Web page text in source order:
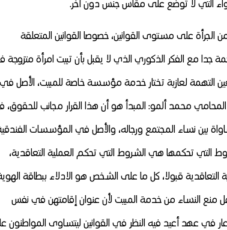
التي لا توضع على مقاس جنس دون آخر.
على مستوى القوانين، خصوصا القوانين المتعلقة
جدا مع الفكر الذكوري الذي لا يقبل بأن تبيت امرأة متزوجة
بعين التهمة لعازبة تختار خدمة مؤسسة خاصة للمبيت، الأصل في
المحامي محمد ألمو: المبدأ هو أن هذا القرار مجانب للحقوق،
19 منه الذي خصص للمساواة بين نساء المجتمع ورجاله، والأصل في المؤسسات
التي تحكمها هي الشروط التي تحكم العملية التعاقدية،
التعاقدية قبولا، كل ما على الشخص هو الادلاء ببطاقة
عل منع النساء من خدمة المبيت لأن عنوان إقامتهن في نفس
في عهد أعيد فيه النظر في القوانين ليتساوى المواطنون